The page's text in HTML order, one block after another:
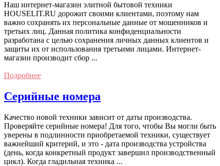
Наш интернет-магазин элитной бытовой техники
HOUSELIT.RU дорожит своими клиентами, поэтому нам
важно сохранять их персональные данные от мошенников и
третьих лиц. Данная политика конфиденциальности
разработана с целью сохранения личных данных клиентов и
защиты их от использования третьими лицами. Интернет-
магазин производит сбор ...
Подробнее
Серийные номера
Качество новой техники зависит от даты производства.
Проверяйте серийные номера! Для того, чтобы Вы могли быть
уверены в подлинности приобретаемой техники, существует
важнейший критерий, и это - дата производства устройства
(день, когда конкретный продукт завершил производственный
цикл). Когда гладильная техника ...